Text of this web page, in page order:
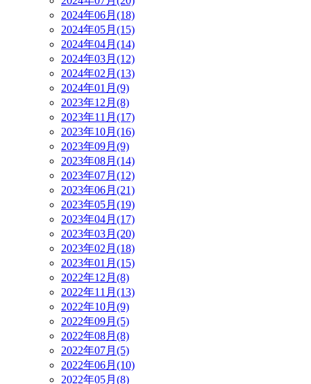
2024年06月(18)
2024年05月(15)
2024年04月(14)
2024年03月(12)
2024年02月(13)
2024年01月(9)
2023年12月(8)
2023年11月(17)
2023年10月(16)
2023年09月(9)
2023年08月(14)
2023年07月(12)
2023年06月(21)
2023年05月(19)
2023年04月(17)
2023年03月(20)
2023年02月(18)
2023年01月(15)
2022年12月(8)
2022年11月(13)
2022年10月(9)
2022年09月(5)
2022年08月(8)
2022年07月(5)
2022年06月(10)
2022年05月(8)